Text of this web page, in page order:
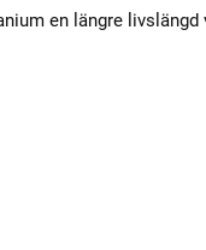
en längre